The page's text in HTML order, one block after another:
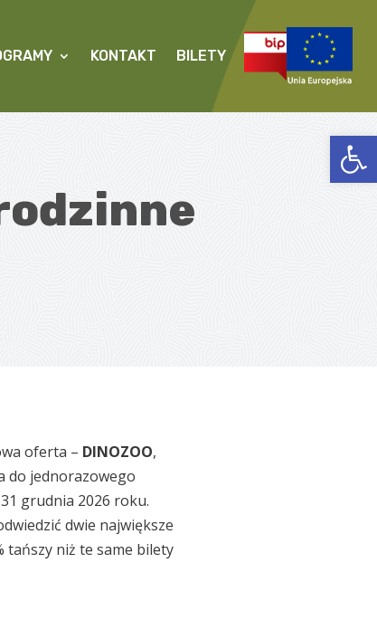
KONTAKT BILETY
oferta – DINOZOO,
do jednorazowego
grudnia 2026 roku.
dwie największe
tańszy niż te same bilety